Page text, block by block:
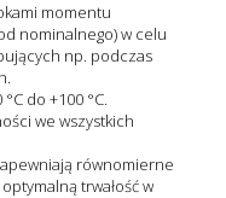
momentu
nominalnego) w celu
np. podczas
do +100 °C.
we wszystkich
równomierne
trwałość w